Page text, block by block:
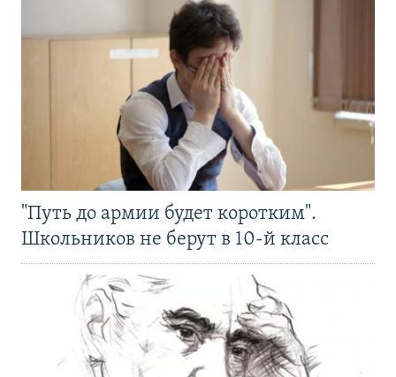
"Путь до армии будет коротким".
Школьников не берут в 10-й класс